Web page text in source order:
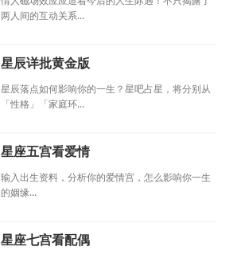
两人间的互动关系...
星辰详批黄金版
星辰落点如何影响你的一生？星吧占星，将分别从
「性格」「家庭环...
星座五宫看爱情
输入出生资料，分析你的爱情宫，怎么影响你一生
的姻缘...
星座七宫看配偶